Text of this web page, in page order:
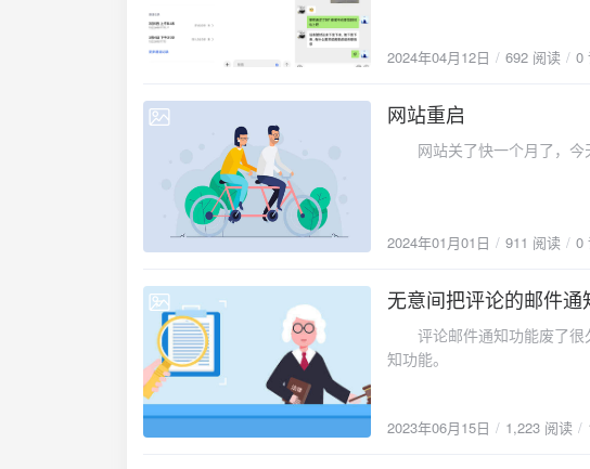
2024年04月12日 692 阅读 0
2024-01-01
网站重启
网站关了快一个月了，今
2024年01月01日 911 阅读 0
2023-06-15
无意间把评论的邮件通
评论邮件通知功能废了很
知功能。
2023年06月15日 1,223 阅读